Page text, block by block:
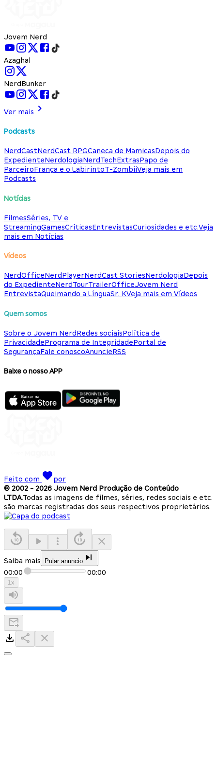
Jovem Nerd
Azaghal
NerdBunker
Ver mais
Podcasts
NerdCastNerdCast RPGCaneca de MamicasDepois do
ExpedienteNerdologiaNerdTechExtrasPapo de
ParceiroFrança e o LabirintoT-ZombiiVeja mais em
Podcasts
Notícias
FilmesSéries, TV e
StreamingGamesCríticasEntrevistasCuriosidades e etc.Veja
mais em Notícias
Vídeos
NerdOfficeNerdPlayerNerdCast StoriesNerdologiaDepois
do ExpedienteNerdTourTrailerOfficeJovem Nerd
EntrevistaQueimando a LínguaSr. KVeja mais em Vídeos
Quem somos
Sobre o Jovem NerdRedes sociaisPolítica de
PrivacidadePrograma de IntegridadePortal de
SegurançaFale conoscoAnuncieRSS
Baixe o nosso APP
Feito com
por
© 2002 - 2026 Jovem Nerd Produção de Conteúdo
LTDA.Todas as imagens de filmes, séries, redes sociais e etc.
são marcas registradas dos seus respectivos proprietários.
Saiba mais Pular anuncio
00:00 00:00
1x